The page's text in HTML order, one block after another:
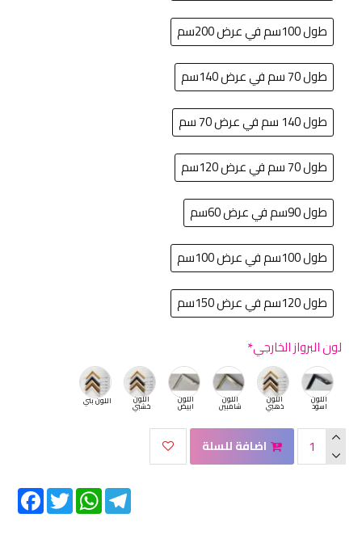
طول 100سم في عرض 200سم
طول 70 سم في عرض 140سم
طول 140 سم في عرض 70 سم
طول 70 سم في عرض 120سم
طول 90سم في عرض 60سم
طول 100سم في عرض 100سم
طول 120سم في عرض 150سم
لون البرواز الخارجي
اللون
اسود
اللون
ذهبي
اللون
شامبين
اللون
ابيض
اللون
خشبي اللون بني
اضافة للسلة
Twitter
WhatsAppTelegram